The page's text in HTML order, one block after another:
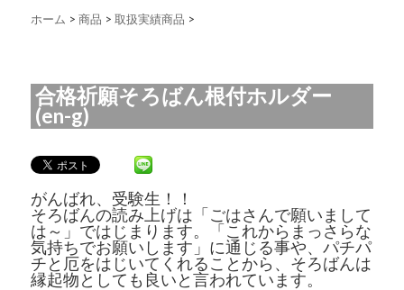
ホーム > 商品 > 取扱実績商品 >
合格祈願そろばん根付ホルダー
(en-g)
がんばれ、受験生！！
そろばんの読み上げは「ごはさんで願いまして
は～」ではじまります。「これからまっさらな
気持ちでお願いします」に通じる事や、パチパ
チと厄をはじいてくれることから、そろばんは
縁起物としても良いと言われています。